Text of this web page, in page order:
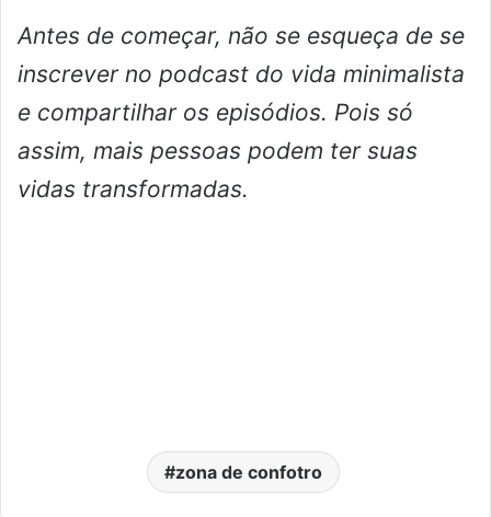
Antes de começar, não se esqueça de se
inscrever no podcast do vida minimalista
e compartilhar os episódios. Pois só
assim, mais pessoas podem ter suas
vidas transformadas.
zona de confotro